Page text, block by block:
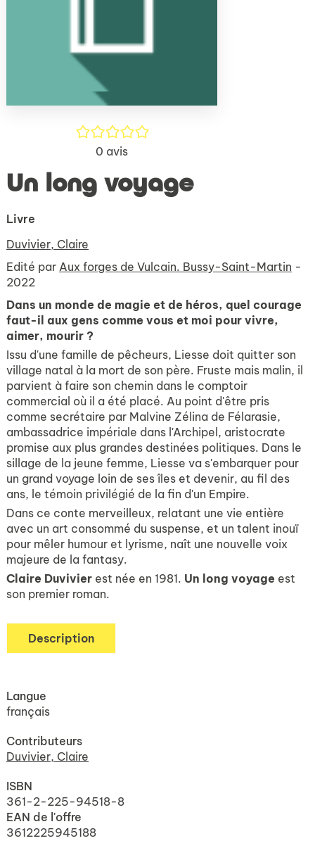
/5
0 avis
Un long voyage
Livre
Duvivier, Claire
Edité par Aux forges de Vulcain. Bussy-Saint-Martin -
2022
Dans un monde de magie et de héros, quel courage
faut-il aux gens comme vous et moi pour vivre,
aimer, mourir ?
Issu d'une famille de pêcheurs, Liesse doit quitter son
village natal à la mort de son père. Fruste mais malin, il
parvient à faire son chemin dans le comptoir
commercial où il a été placé. Au point d'être pris
comme secrétaire par Malvine Zélina de Félarasie,
ambassadrice impériale dans l'Archipel, aristocrate
promise aux plus grandes destinées politiques. Dans le
sillage de la jeune femme, Liesse va s'embarquer pour
un grand voyage loin de ses îles et devenir, au fil des
ans, le témoin privilégié de la fin d'un Empire.
Dans ce conte merveilleux, relatant une vie entière
avec un art consommé du suspense, et un talent inouï
pour mêler humour et lyrisme, naît une nouvelle voix
majeure de la fantasy.
Claire Duvivier est née en 1981. Un long voyage est
son premier roman.
Description
Langue
français
Contributeurs
Duvivier, Claire
ISBN
361-2-225-94518-8
EAN de l'offre
3612225945188